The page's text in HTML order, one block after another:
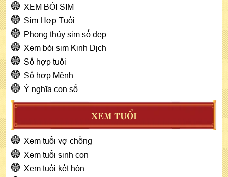
XEM BÓI SIM
Sim Hợp Tuổi
Phong thủy sim số đẹp
Xem bói sim Kinh Dịch
Số hợp tuổi
Số hợp Mệnh
Ý nghĩa con số
XEM TUỔI
Xem tuổi vợ chồng
Xem tuổi sinh con
Xem tuổi kết hôn